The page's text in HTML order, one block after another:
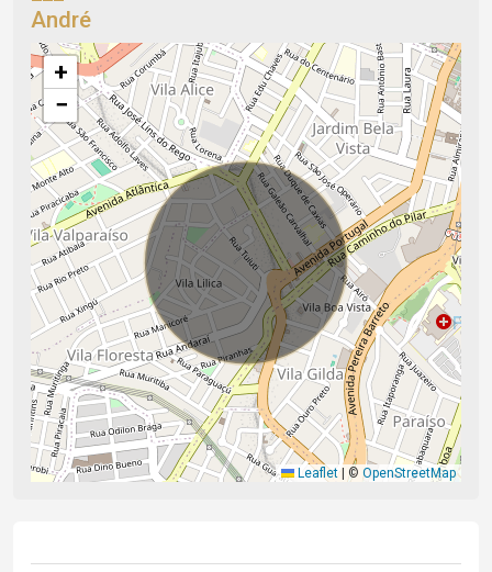
André
+
−
Leaflet © OpenStreetMap